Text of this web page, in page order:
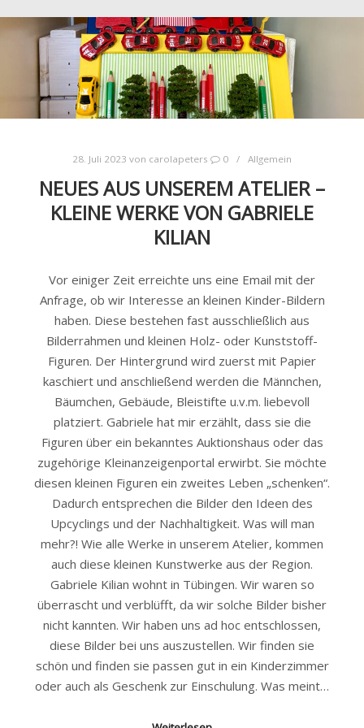
28. Juli 2023 von carolapeters 0 Allgemein
NEUES AUS UNSEREM ATELIER –
KLEINE WERKE VON GABRIELE
KILIAN
Vor einiger Zeit erreichte uns eine Email mit der
Anfrage, ob wir Interesse an kleinen Kinder-Bildern
haben. Diese bestehen fast ausschließlich aus
Bilderrahmen und kleinen Holz- oder Kunststoff-
Figuren. Der Hintergrund wird zuerst mit Papier
kaschiert und anschließend werden die Männchen,
Bäumchen, Gebäude, Bleistifte u.v.m. liebevoll
platziert. Gabriele hat mir erzählt, dass sie die
Figuren über ein bekanntes Auktionshaus oder das
zugehörige Kleinanzeigenportal erwirbt. Sie möchte
diesen kleinen Figuren ein zweites Leben „schenken“.
Dadurch entsprechen die Bilder den Ideen des
Upcyclings und der Nachhaltigkeit. Was will man
mehr?! Wie alle Werke in unserem Atelier, kommen
auch diese kleinen Kunstwerke aus der Region.
Gabriele Kilian wohnt in Tübingen. Wir waren so
überrascht und verblüfft, da wir solche Bilder bisher
nicht kannten. Wir haben uns ad hoc entschlossen,
diese Bilder bei uns auszustellen. Wir finden sie
schön und finden sie passen gut in ein Kinderzimmer
oder auch als Geschenk zur Einschulung. Was meint…